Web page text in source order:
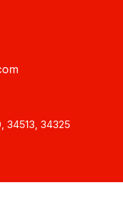
34513, 34325